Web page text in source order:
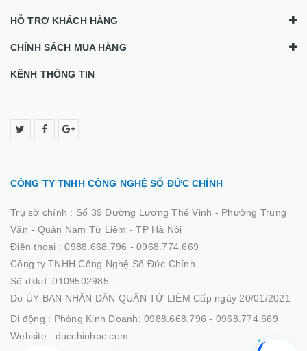
HỖ TRỢ KHÁCH HÀNG
CHÍNH SÁCH MUA HÀNG
KÊNH THÔNG TIN
CÔNG TY TNHH CÔNG NGHỆ SỐ ĐỨC CHÍNH
Trụ sở chính : Số 39 Đường Lương Thế Vinh - Phường Trung
Văn - Quận Nam Từ Liêm - TP Hà Nội
Điện thoại :0988.668.796 - 0968.774.669
Công ty TNHH Công Nghệ Số Đức Chính
Số dkkd: 0109502985
Do ỦY BAN NHÂN DÂN QUẬN TỪ LIÊM Cấp ngày 20/01/2021
Di động : Phòng Kinh Doanh: 0988.668.796 - 0968.774.669
Website : ducchinhpc.com